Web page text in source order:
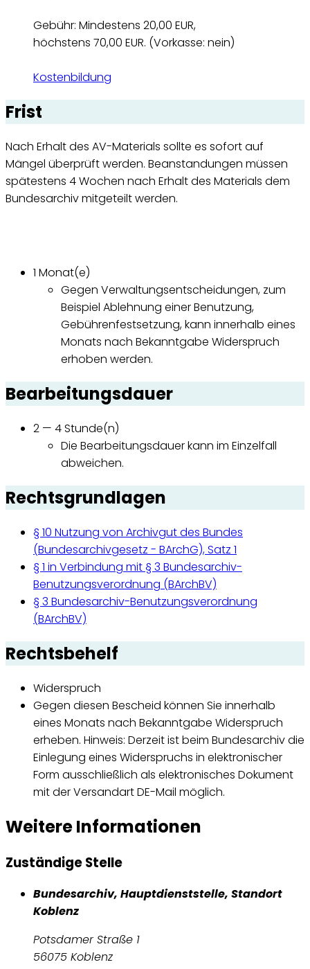
Gebühr: Mindestens 20,00 EUR,
höchstens 70,00 EUR. (Vorkasse: nein)
Kostenbildung
Frist
Nach Erhalt des AV-Materials sollte es sofort auf
Mängel überprüft werden. Beanstandungen müssen
spätestens 4 Wochen nach Erhalt des Materials dem
Bundesarchiv mitgeteilt werden.
1 Monat(e)
Gegen Verwaltungsentscheidungen, zum
Beispiel Ablehnung einer Benutzung,
Gebührenfestsetzung, kann innerhalb eines
Monats nach Bekanntgabe Widerspruch
erhoben werden.
Bearbeitungsdauer
2 — 4 Stunde(n)
Die Bearbeitungsdauer kann im Einzelfall
abweichen.
Rechtsgrundlagen
§ 10 Nutzung von Archivgut des Bundes
(Bundesarchivgesetz - BArchG), Satz 1
§ 1 in Verbindung mit § 3 Bundesarchiv-
Benutzungsverordnung (BArchBV)
§ 3 Bundesarchiv-Benutzungsverordnung
(BArchBV)
Rechtsbehelf
Widerspruch
Gegen diesen Bescheid können Sie innerhalb
eines Monats nach Bekanntgabe Widerspruch
erheben. Hinweis: Derzeit ist beim Bundesarchiv die
Einlegung eines Widerspruchs in elektronischer
Form ausschließlich als elektronisches Dokument
mit der Versandart DE-Mail möglich.
Weitere Informationen
Zuständige Stelle
Bundesarchiv, Hauptdienststelle, Standort
Koblenz
Potsdamer Straße 1
56075 Koblenz